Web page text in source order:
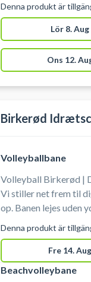
parkeringspladser
badefaciliteter er til
volleyballbane i
Denna produkt är
Lör 8. Aug
Ons 12.
Birkerød
Volleyballbane
Volleyball Birkerød |
Vi stiller net frem til
op. Banen lejes uden yderligere udstyr, så husk at
Denna produkt är
Fre 14. Aug
Beachvolleybane